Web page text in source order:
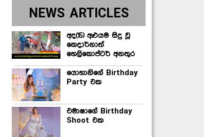
NEWS ARTICLES
අද(15) අළුයම සිදු වූ
කෙදාර්නාත්
හෙලිකොප්ටර් අනතුර
යොහානිගේ Birthday
Party එක
එමාෂාගේ Birthday
Shoot එක